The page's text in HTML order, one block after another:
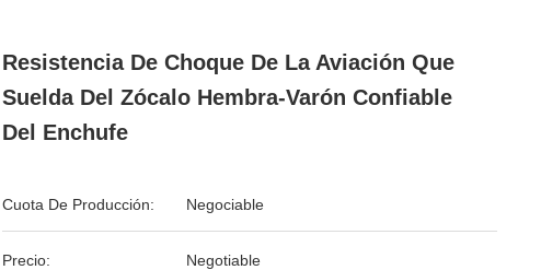
Resistencia De Choque De La Aviación Que
Suelda Del Zócalo Hembra-Varón Confiable
Del Enchufe
Cuota De Producción: Negociable
Precio: Negotiable